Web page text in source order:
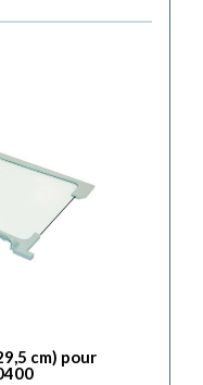
cm) pour